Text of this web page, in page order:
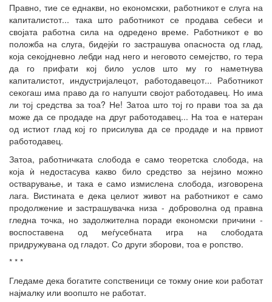
Правно, тие се еднакви, но економскки, работникот е слуга на
капиталистот... така што работникот се продава себеси и
својата работна сила на одредено време. Работникот е во
положба на слуга, бидејќи го застрашува опасноста од глад,
која секојдневно лебди над него и неговото семејство, го тера
да го прифати кој било услов што му го наметнува
капиталистот, индустријалецот, работодавецот... Работникот
секогаш има право да го напушти својот работодавец. Но има
ли тој средства за тоа? Не! Затоа што тој го прави тоа за да
може да се продаде на друг работодавец... На тоа е натеран
од истиот глад кој го присилува да се продаде и на првиот
работодавец.
Затоа, работничката слобода е само теоретска слобода, на
која ѝ недостасува какво било средство за нејзино можно
остварување, и така е само измислена слобода, изговорена
лага. Вистината е дека целиот живот на работникот е само
продолжение и застрашувачка низа - доброволна од правна
гледна точка, но задолжителна поради економски причини -
воспоставена од меѓусебната игра на слободата
придружувана од гладот. Со други зборови, тоа е ропство.
* * *
Гледаме дека богатите сопственици се токму оние кои работат
најмалку или воопшто не работат.